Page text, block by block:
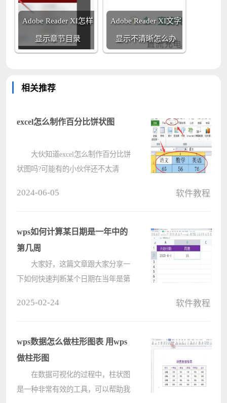
Adobe Reader XI怎样
显示章节目录
Adobe Reader XI文字
显示不清晰怎么办
相关推荐
excel怎么制作百分比饼状图
大伙知道excel怎么制作百分比饼
状图吗?可能有的小伙伴还不太清
看看哦。 1.首先，打开一个需
要????
2024-06-05 软件教程
wps如何计算某日期是一年中的
第几周
大家好，这篇文章跟大家分享一
下如何快速判断某个日期在当年是第
=WEEKNUM(A2,2)，回车确认公式
即可返回日????
2025-02-24 软件教程
wps数据怎么做柱形图表 用wps
做柱形图
在数据可视化的过程中，柱状图
是一种非常有效的工具，可以帮助我